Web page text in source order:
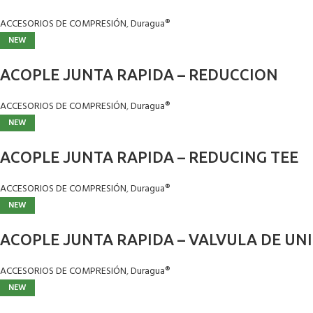
ACCESORIOS DE COMPRESIÓN,Duragua®
NEW
ACOPLE JUNTA RAPIDA – REDUCCION
ACCESORIOS DE COMPRESIÓN,Duragua®
NEW
ACOPLE JUNTA RAPIDA – REDUCING TEE
ACCESORIOS DE COMPRESIÓN,Duragua®
NEW
ACOPLE JUNTA RAPIDA – VALVULA DE
ACCESORIOS DE COMPRESIÓN,Duragua®
NEW